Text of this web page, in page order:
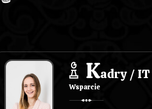
Kadry / IT
Wsparcie